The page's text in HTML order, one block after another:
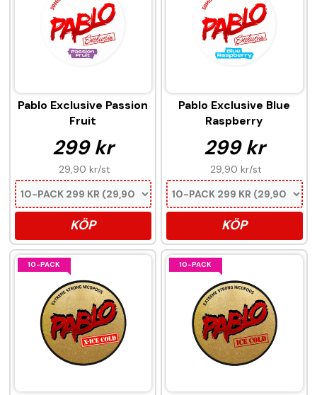
Pablo Exclusive Passion
Fruit
299 kr
29,90 kr/st
KÖP
Pablo Exclusive Blue
Raspberry
299 kr
29,90 kr/st
KÖP
10-PACK 10-PACK